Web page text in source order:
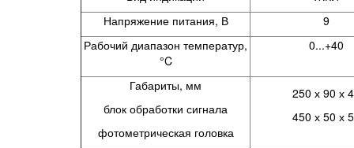
Напряжение питания, В
9
Рабочий диапазон температур,
°C
0...+40
Габариты, мм
блок обработки сигнала
фотометрическая головка
250 х 90 х
450 х 50 х